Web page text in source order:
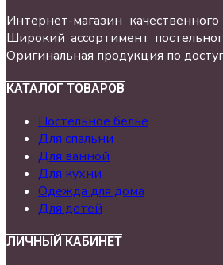
Интернет-магазин
Широкий ассортимент
Оригинальная продукция по
КАТАЛОГ ТОВАРОВ
Постельное белье
Для спальни
Для ванной
Для кухни
Одежда для дома
Для детей
ЛИЧНЫЙ КАБИНЕТ